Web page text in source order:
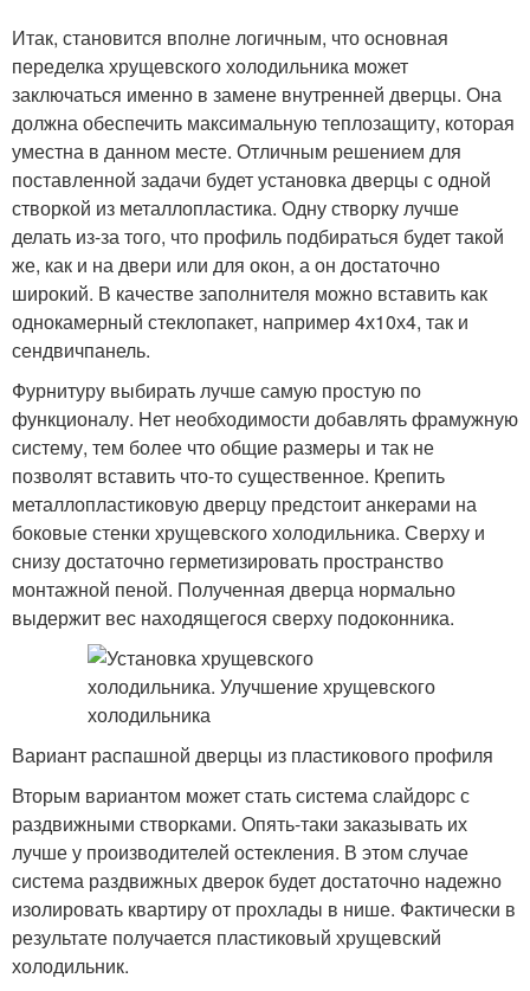
Итак, становится вполне логичным, что основная
переделка хрущевского холодильника может
заключаться именно в замене внутренней дверцы. Она
должна обеспечить максимальную теплозащиту, которая
уместна в данном месте. Отличным решением для
поставленной задачи будет установка дверцы с одной
створкой из металлопластика. Одну створку лучше
делать из-за того, что профиль подбираться будет такой
же, как и на двери или для окон, а он достаточно
широкий. В качестве заполнителя можно вставить как
однокамерный стеклопакет, например 4х10х4, так и
сендвичпанель.
Фурнитуру выбирать лучше самую простую по
функционалу. Нет необходимости добавлять фрамужную
систему, тем более что общие размеры и так не
позволят вставить что-то существенное. Крепить
металлопластиковую дверцу предстоит анкерами на
боковые стенки хрущевского холодильника. Сверху и
снизу достаточно герметизировать пространство
монтажной пеной. Полученная дверца нормально
выдержит вес находящегося сверху подоконника.
Вариант распашной дверцы из пластикового профиля
Вторым вариантом может стать система слайдорс с
раздвижными створками. Опять-таки заказывать их
лучше у производителей остекления. В этом случае
система раздвижных дверок будет достаточно надежно
изолировать квартиру от прохлады в нише. Фактически в
результате получается пластиковый хрущевский
холодильник.